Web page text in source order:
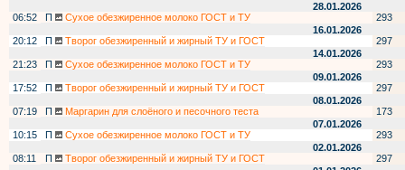
28.01.2026
06:52
П Сухое обезжиренное молоко ГОСТ и ТУ
293
16.01.2026
20:12
П Творог обезжиренный и жирный ТУ и ГОСТ
297
14.01.2026
21:23
П Сухое обезжиренное молоко ГОСТ и ТУ
293
09.01.2026
17:52
П Творог обезжиренный и жирный ТУ и ГОСТ
297
08.01.2026
07:19
П Маргарин для слоёного и песочного теста
173
07.01.2026
10:15
П Сухое обезжиренное молоко ГОСТ и ТУ
293
02.01.2026
08:11
П Творог обезжиренный и жирный ТУ и ГОСТ
297